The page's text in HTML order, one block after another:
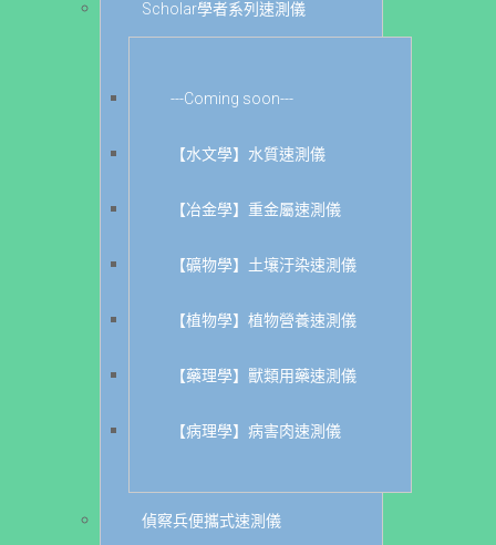
Scholar學者系列速測儀
---Coming soon---
【水文學】水質速測儀
【冶金學】重金屬速測儀
【礦物學】土壤汙染速測儀
【植物學】植物營養速測儀
【藥理學】獸類用藥速測儀
【病理學】病害肉速測儀
偵察兵便攜式速測儀